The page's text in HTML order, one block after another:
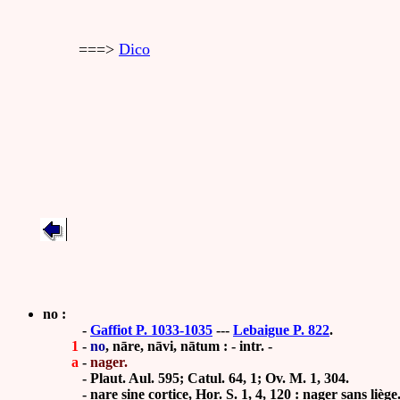
===> Dico
no :
- Gaffiot P. 1033-1035 --- Lebaigue P. 822.
1 - no, nāre, nāvi, nātum : - intr. -
a - nager.
- Plaut. Aul. 595; Catul. 64, 1; Ov. M. 1, 304.
- nare sine cortice, Hor. S. 1, 4, 120 : nager sans liège.